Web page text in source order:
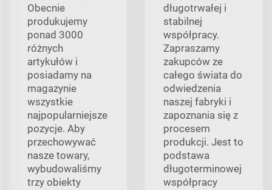
Obecnie
produkujemy
ponad 3000
różnych
artykułów i
posiadamy na
magazynie
wszystkie
najpopularniejsze
pozycje. Aby
przechowywać
nasze towary,
wybudowaliśmy
trzy obiekty
długotrwałej i
stabilnej
współpracy.
Zapraszamy
zakupców ze
całego świata do
odwiedzenia
naszej fabryki i
zapoznania się z
procesem
produkcji. Jest to
podstawa
długoterminowej
współpracy